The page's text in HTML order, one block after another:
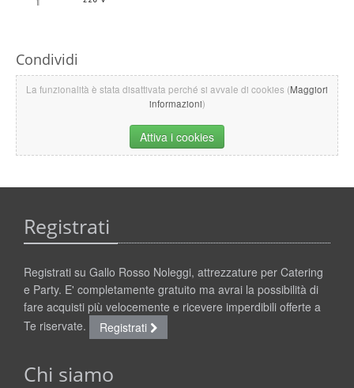
Condividi
La funzionalità è stata disattivata perché si avvale di cookies (Maggiori
informazioni)
Attiva i cookies
Registrati
Registrati su Gallo Rosso Noleggi, attrezzature per Catering
e Party. E' completamente gratuito ma avrai la possibilità di
fare acquisti più velocemente e ricevere imperdibili offerte a
Te riservate.
Registrati
Chi siamo